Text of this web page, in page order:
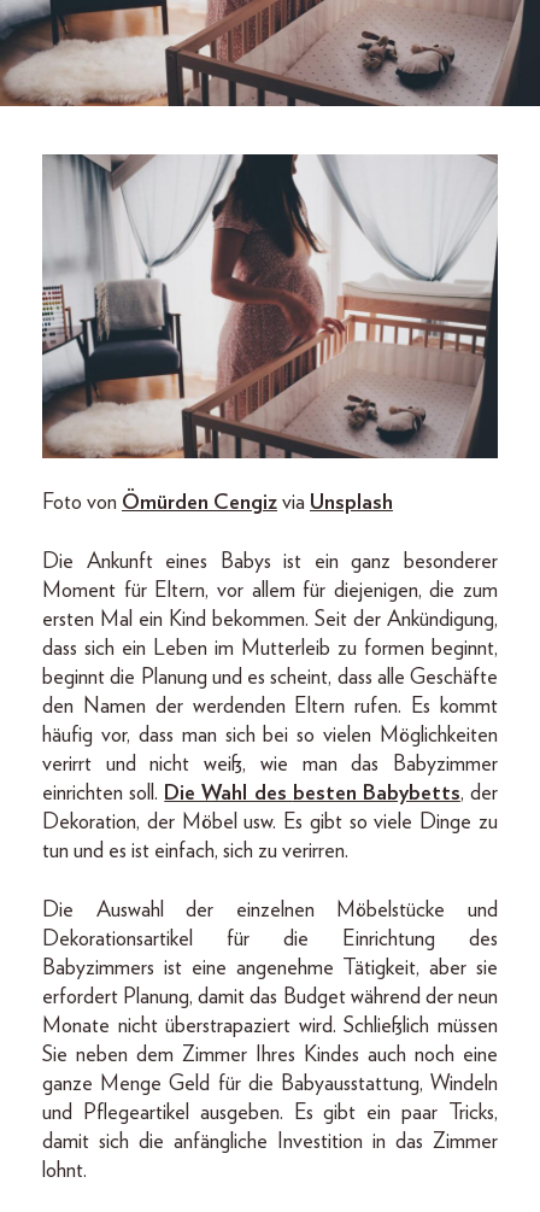
Foto von Ömürden Cengiz via Unsplash
Die Ankunft eines Babys ist ein ganz besonderer
Moment für Eltern, vor allem für diejenigen, die zum
ersten Mal ein Kind bekommen. Seit der Ankündigung,
dass sich ein Leben im Mutterleib zu formen beginnt,
beginnt die Planung und es scheint, dass alle Geschäfte
den Namen der werdenden Eltern rufen. Es kommt
häufig vor, dass man sich bei so vielen Möglichkeiten
verirrt und nicht weiß, wie man das Babyzimmer
einrichten soll. Die Wahl des besten Babybetts, der
Dekoration, der Möbel usw. Es gibt so viele Dinge zu
tun und es ist einfach, sich zu verirren.
Die Auswahl der einzelnen Möbelstücke und
Dekorationsartikel für die Einrichtung des
Babyzimmers ist eine angenehme Tätigkeit, aber sie
erfordert Planung, damit das Budget während der neun
Monate nicht überstrapaziert wird. Schließlich müssen
Sie neben dem Zimmer Ihres Kindes auch noch eine
ganze Menge Geld für die Babyausstattung, Windeln
und Pflegeartikel ausgeben. Es gibt ein paar Tricks,
damit sich die anfängliche Investition in das Zimmer
lohnt.